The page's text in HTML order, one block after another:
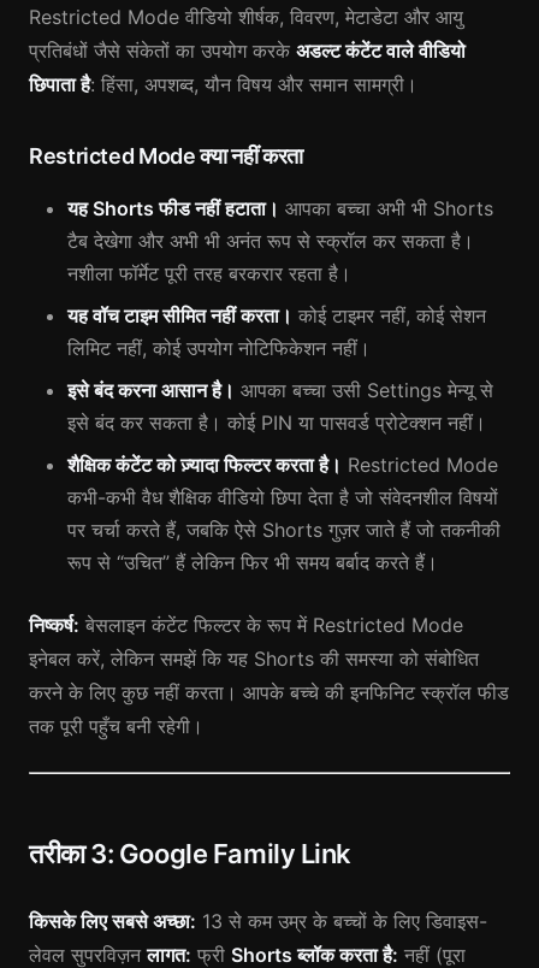
Restricted Mode वीडियो शीर्षक, विवरण, मेटाडेटा और आयु
प्रतिबंधों जैसे संकेतों का उपयोग करके अडल्ट कंटेंट वाले वीडियो
छिपाता है: हिंसा, अपशब्द, यौन विषय और समान सामग्री।
Restricted Mode क्या नहीं करता
यह Shorts फीड नहीं हटाता। आपका बच्चा अभी भी Shorts
टैब देखेगा और अभी भी अनंत रूप से स्क्रॉल कर सकता है।
नशीला फॉर्मेट पूरी तरह बरकरार रहता है।
यह वॉच टाइम सीमित नहीं करता। कोई टाइमर नहीं, कोई सेशन
लिमिट नहीं, कोई उपयोग नोटिफिकेशन नहीं।
इसे बंद करना आसान है। आपका बच्चा उसी Settings मेन्यू से
इसे बंद कर सकता है। कोई PIN या पासवर्ड प्रोटेक्शन नहीं।
शैक्षिक कंटेंट को ज़्यादा फिल्टर करता है। Restricted Mode
कभी-कभी वैध शैक्षिक वीडियो छिपा देता है जो संवेदनशील विषयों
पर चर्चा करते हैं, जबकि ऐसे Shorts गुज़र जाते हैं जो तकनीकी
रूप से “उचित” हैं लेकिन फिर भी समय बर्बाद करते हैं।
निष्कर्ष: बेसलाइन कंटेंट फिल्टर के रूप में Restricted Mode
इनेबल करें, लेकिन समझें कि यह Shorts की समस्या को संबोधित
करने के लिए कुछ नहीं करता। आपके बच्चे की इनफिनिट स्क्रॉल फीड
तक पूरी पहुँच बनी रहेगी।
तरीका 3: Google Family Link
किसके लिए सबसे अच्छा: 13 से कम उम्र के बच्चों के लिए डिवाइस-
लेवल सुपरविज़नलागत: फ्री Shorts ब्लॉक करता है: नहीं (पूरा